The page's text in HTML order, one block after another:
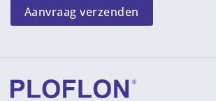
Aanvraag verzenden